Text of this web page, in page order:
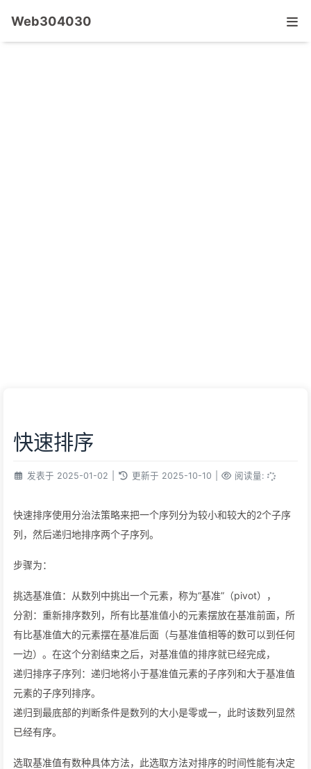
Web304030
快速排序
发表于 2025-01-02 更新于 2025-10-10 阅读量:
快速排序使用分治法策略来把一个序列分为较小和较大的2个子序
列，然后递归地排序两个子序列。
步骤为：
挑选基准值：从数列中挑出一个元素，称为“基准”（pivot），
分割：重新排序数列，所有比基准值小的元素摆放在基准前面，所
有比基准值大的元素摆在基准后面（与基准值相等的数可以到任何
一边）。在这个分割结束之后，对基准值的排序就已经完成，
递归排序子序列：递归地将小于基准值元素的子序列和大于基准值
元素的子序列排序。
递归到最底部的判断条件是数列的大小是零或一，此时该数列显然
已经有序。
选取基准值有数种具体方法，此选取方法对排序的时间性能有决定